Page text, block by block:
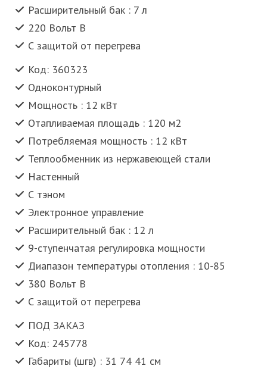
Расширительный бак : 7 л
220 Вольт В
С защитой от перегрева
Код: 360323
Одноконтурный
Мощность : 12 кВт
Отапливаемая площадь : 120 м2
Потребляемая мощность : 12 кВт
Теплообменник из нержавеющей стали
Настенный
С тэном
Электронное управление
Расширительный бак : 12 л
9-ступенчатая регулировка мощности
Диапазон температуры отопления : 10-85
380 Вольт В
С защитой от перегрева
ПОД ЗАКАЗ
Код: 245778
Габариты (шгв) : 31 74 41 см